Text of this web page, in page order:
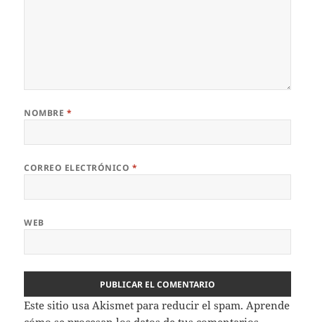
NOMBRE *
CORREO ELECTRÓNICO *
WEB
Este sitio usa Akismet para reducir el spam.Aprende